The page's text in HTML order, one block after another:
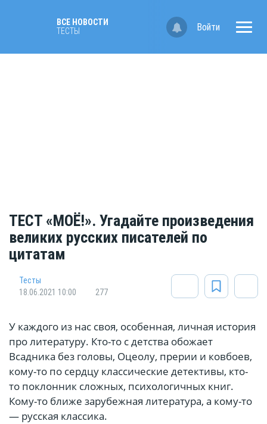
ВСЕ НОВОСТИ
ТЕСТЫ
Войти
ТЕСТ «МОЁ!». Угадайте произведения
великих русских писателей по
цитатам
Тесты
18.06.2021 10:00
277
У каждого из нас своя, особенная, личная история
про литературу. Кто-то с детства обожает
Всадника без головы, Оцеолу, прерии и ковбоев,
кому-то по сердцу классические детективы, кто-
то поклонник сложных, психологичных книг.
Кому-то ближе зарубежная литература, а кому-то
— русская классика.